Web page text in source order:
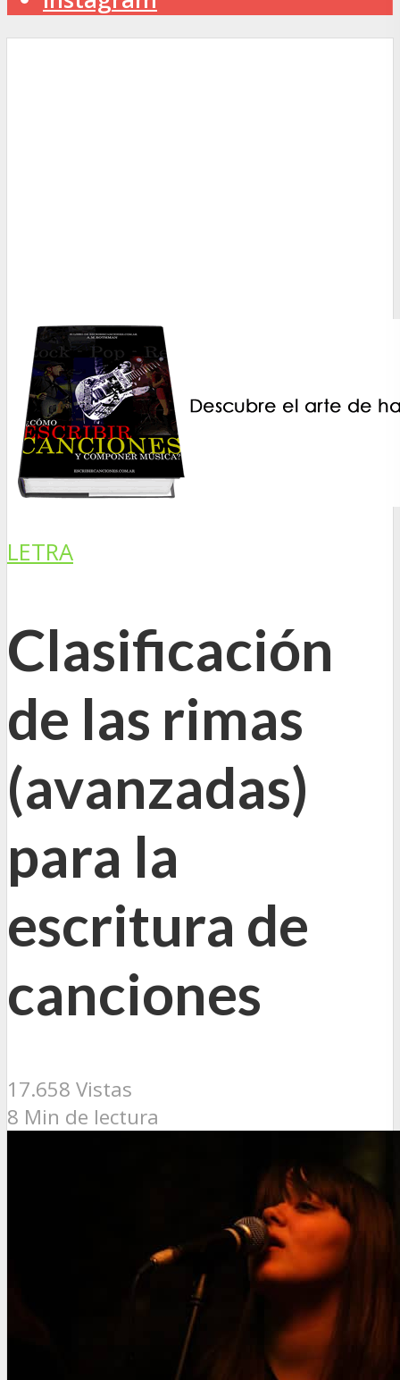
LETRA
Clasificación
de las rimas
(avanzadas)
para la
escritura de
canciones
17.658 Vistas
8 Min de lectura